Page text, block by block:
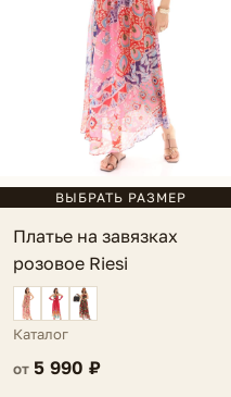
ВЫБРАТЬ РАЗМЕР
Платье на завязках
розовое Riesi
Каталог
от 5 990 ₽